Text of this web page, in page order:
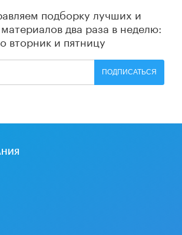
подборку лучших и
два раза в неделю:
вторник и пятницу
ПОДПИСАТЬСЯ